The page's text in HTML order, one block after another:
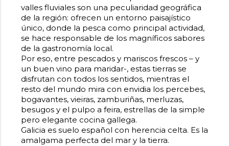
valles fluviales son una peculiaridad geográfica
de la región: ofrecen un entorno paisajístico
único, donde la pesca como principal actividad,
se hace responsable de los magníficos sabores
de la gastronomía local.
Por eso, entre pescados y mariscos frescos – y
un buen vino para maridar-, estas tierras se
disfrutan con todos los sentidos, mientras el
resto del mundo mira con envidia los percebes,
bogavantes, vieiras, zamburiñas, merluzas,
besugos y el pulpo a feira, estrellas de la simple
pero elegante cocina gallega.
Galicia es suelo español con herencia celta. Es la
amalgama perfecta del mar y la tierra.